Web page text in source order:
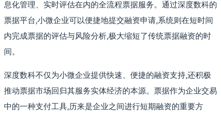
息化管理、实时评估在内的全流程票据服务。通过深度数科的
票据平台,小微企业可以便捷地提交融资申请,系统则在短时间
内完成票据的评估与风险分析,极大缩短了传统票据融资的时
间。
深度数科不仅为小微企业提供快速、便捷的融资支持,还积极
推动票据市场回归其服务实体经济的本源。票据作为企业交易
中的一种支付工具,历来是企业之间进行短期融资的重要方